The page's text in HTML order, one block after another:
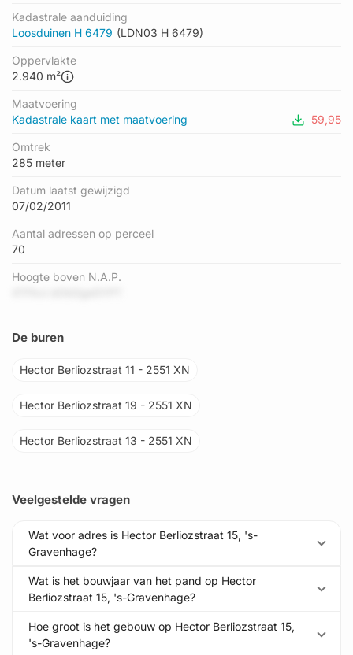
Kadastrale aanduiding
Loosduinen H 6479 (LDN03 H 6479)
Oppervlakte
2.940 m²
Maatvoering
Kadastrale kaart met maatvoering
59,95
Omtrek
285 meter
Datum laatst gewijzigd
07/02/2011
Aantal adressen op perceel
70
Hoogte boven N.A.P.
De buren
Hector Berliozstraat 11 - 2551 XN
Hector Berliozstraat 19 - 2551 XN
Hector Berliozstraat 13 - 2551 XN
Veelgestelde vragen
Wat voor adres is Hector Berliozstraat 15, 's-
Gravenhage?
Wat is het bouwjaar van het pand op Hector
Berliozstraat 15, 's-Gravenhage?
Hoe groot is het gebouw op Hector Berliozstraat 15,
's-Gravenhage?